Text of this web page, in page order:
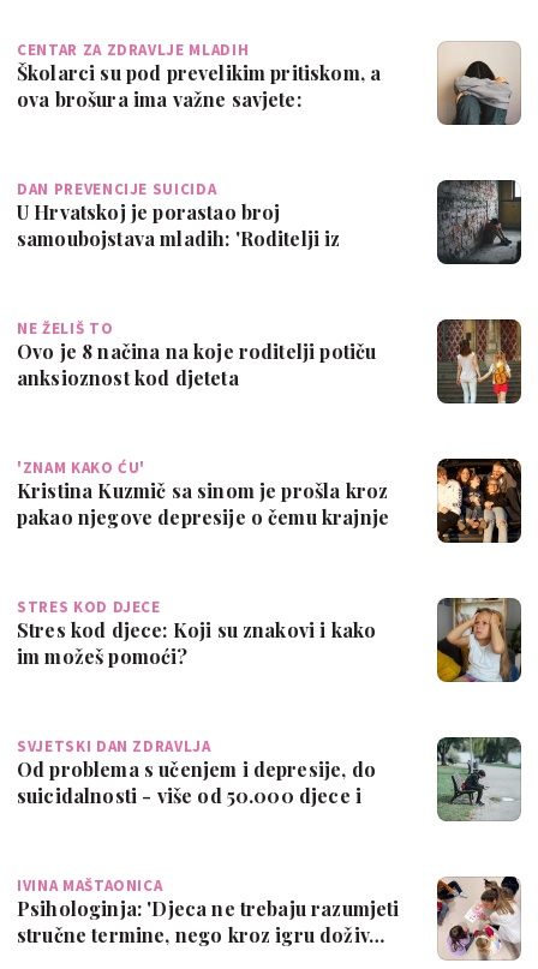
CENTAR ZA ZDRAVLJE MLADIH
Školarci su pod prevelikim pritiskom, a
ova brošura ima važne savjete:
DAN PREVENCIJE SUICIDA
U Hrvatskoj je porastao broj
samoubojstava mladih: 'Roditelji iz
NE ŽELIŠ TO
Ovo je 8 načina na koje roditelji potiču
anksioznost kod djeteta
'ZNAM KAKO ĆU'
Kristina Kuzmič sa sinom je prošla kroz
pakao njegove depresije o čemu krajnje
STRES KOD DJECE
Stres kod djece: Koji su znakovi i kako
im možeš pomoći?
SVJETSKI DAN ZDRAVLJA
Od problema s učenjem i depresije, do
suicidalnosti - više od 50.000 djece i
IVINA MAŠTAONICA
Psihologinja: 'Djeca ne trebaju razumjeti
stručne termine, nego kroz igru doživ…